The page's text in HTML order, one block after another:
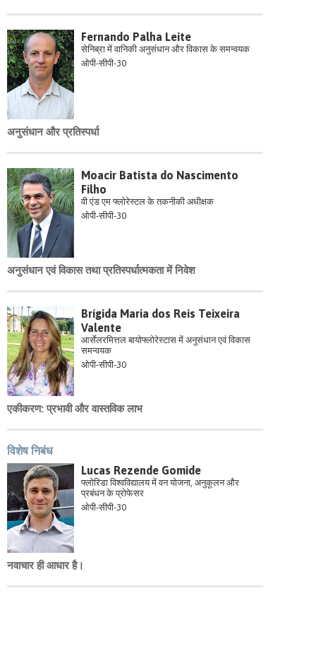
Fernando Palha Leite
सेनिब्रा में वानिकी अनुसंधान और विकास के समन्वयक
ओपी-सीपी-30
अनुसंधान और प्रतिस्पर्धा
Moacir Batista do Nascimento
Filho
वी एंड एम फ्लोरेस्टल के तकनीकी अधीक्षक
ओपी-सीपी-30
अनुसंधान एवं विकास तथा प्रतिस्पर्धात्मकता में निवेश
Brígida Maria dos Reis Teixeira
Valente
आर्सेलरमित्तल बायोफ्लोरेस्टास में अनुसंधान एवं विकास
समन्वयक
ओपी-सीपी-30
एकीकरण: प्रभावी और वास्तविक लाभ
विशेष निबंध
Lucas Rezende Gomide
फ्लोरिडा विश्वविद्यालय में वन योजना, अनुकूलन और
प्रबंधन के प्रोफेसर
ओपी-सीपी-30
नवाचार ही आधार है।